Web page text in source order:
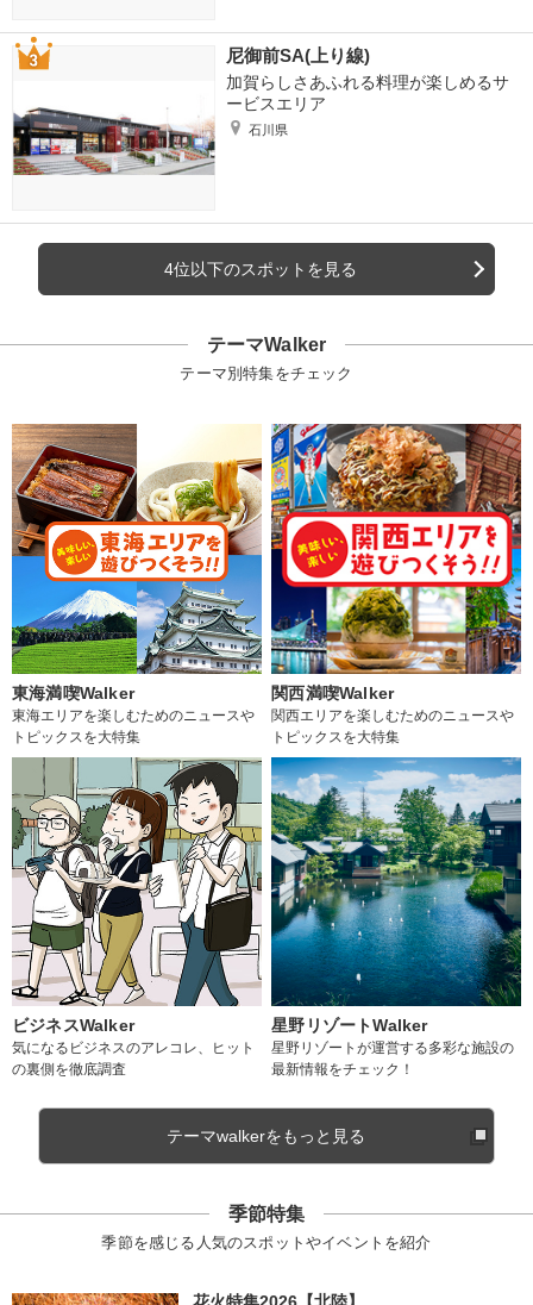
尼御前SA(上り線)
加賀らしさあふれる料理が楽しめるサ
ービスエリア
石川県
4位以下のスポットを見る
テーマWalker
テーマ別特集をチェック
東海満喫Walker
東海エリアを楽しむためのニュースや
トピックスを大特集
関西満喫Walker
関西エリアを楽しむためのニュースや
トピックスを大特集
ビジネスWalker
気になるビジネスのアレコレ、ヒット
の裏側を徹底調査
星野リゾートWalker
星野リゾートが運営する多彩な施設の
最新情報をチェック！
テーマwalkerをもっと見る
季節特集
季節を感じる人気のスポットやイベントを紹介